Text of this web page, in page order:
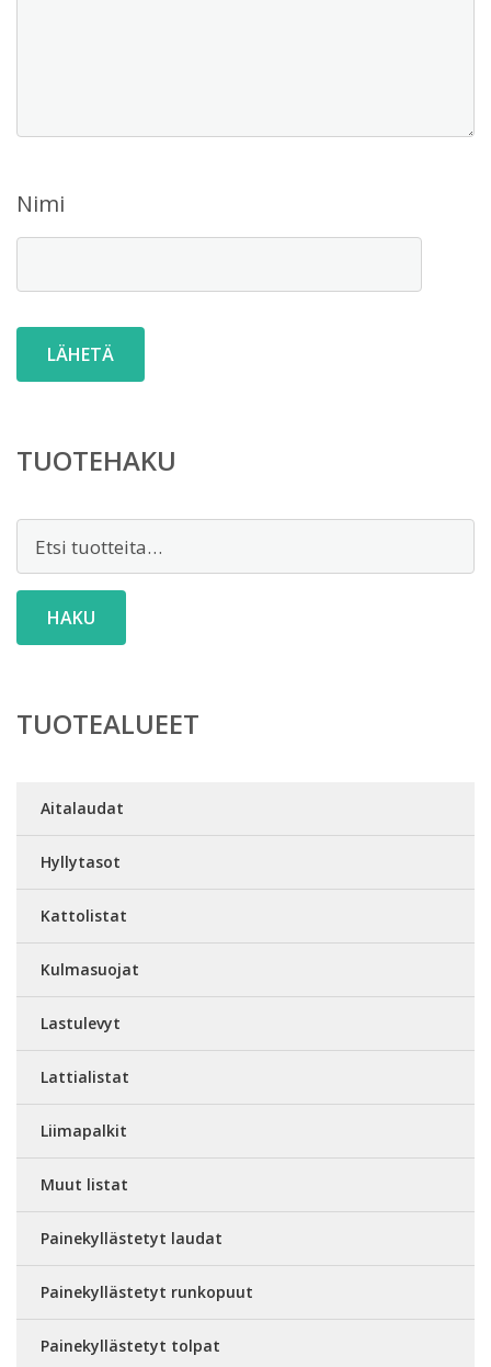
Nimi
TUOTEHAKU
HAKU
TUOTEALUEET
Aitalaudat
Hyllytasot
Kattolistat
Kulmasuojat
Lastulevyt
Lattialistat
Liimapalkit
Muut listat
Painekyllästetyt laudat
Painekyllästetyt runkopuut
Painekyllästetyt tolpat